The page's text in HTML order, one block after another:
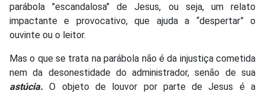
parábola "escandalosa" de Jesus, ou seja, um relato
impactante e provocativo, que ajuda a “despertar” o
ouvinte ou o leitor.
Mas o que se trata na parábola não é da injustiça cometida
nem da desonestidade do administrador, senão de sua
astúcia. O objeto de louvor por parte de Jesus é a